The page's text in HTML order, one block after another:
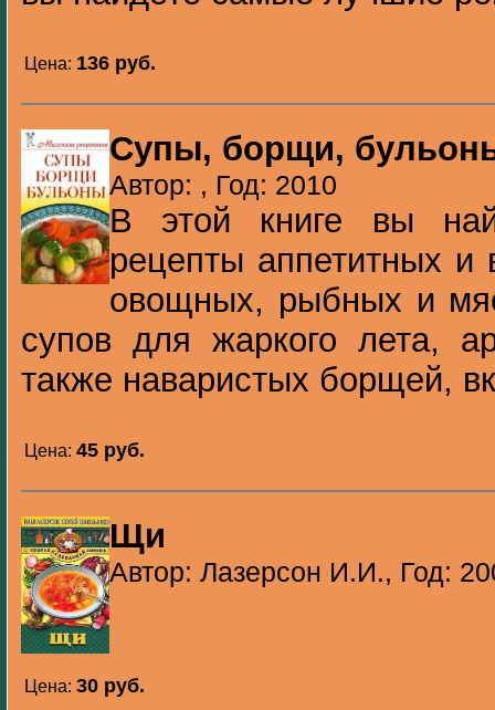
Цена: 136 pуб.
Супы, борщи,
Автор: , Год: 2010
В этой книге вы
рецепты аппетитных
овощных, рыбных и
супов для жаркого лета,
также наваристых борщей,
Цена: 45 pуб.
Щи
Автор: Лазерсон И.И., Год:
Цена: 30 pуб.